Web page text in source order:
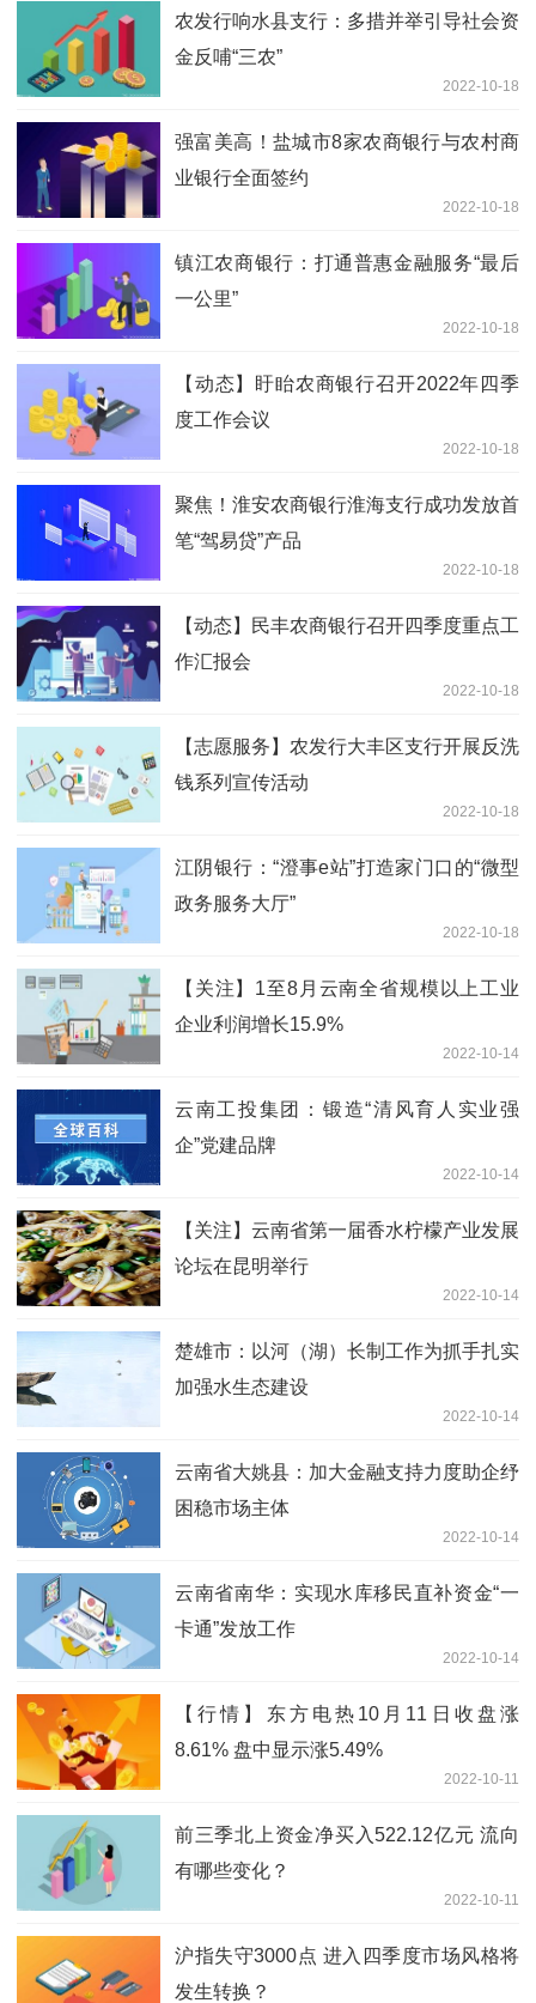
农发行响水县支行：多措并举引导社会资
金反哺“三农”
2022-10-18
强富美高！盐城市8家农商银行与农村商
业银行全面签约
2022-10-18
镇江农商银行：打通普惠金融服务“最后
一公里”
2022-10-18
【动态】盱眙农商银行召开2022年四季
度工作会议
2022-10-18
聚焦！淮安农商银行淮海支行成功发放首
笔“驾易贷”产品
2022-10-18
【动态】民丰农商银行召开四季度重点工
作汇报会
2022-10-18
【志愿服务】农发行大丰区支行开展反洗
钱系列宣传活动
2022-10-18
江阴银行：“澄事e站”打造家门口的“微型
政务服务大厅”
2022-10-18
【关注】1至8月云南全省规模以上工业
企业利润增长15.9%
2022-10-14
云南工投集团：锻造“清风育人实业强
企”党建品牌
2022-10-14
【关注】云南省第一届香水柠檬产业发展
论坛在昆明举行
2022-10-14
楚雄市：以河（湖）长制工作为抓手扎实
加强水生态建设
2022-10-14
云南省大姚县：加大金融支持力度助企纾
困稳市场主体
2022-10-14
云南省南华：实现水库移民直补资金“一
卡通”发放工作
2022-10-14
【行情】东方电热10月11日收盘涨
8.61% 盘中显示涨5.49%
2022-10-11
前三季北上资金净买入522.12亿元 流向
有哪些变化？
2022-10-11
沪指失守3000点 进入四季度市场风格将
发生转换？